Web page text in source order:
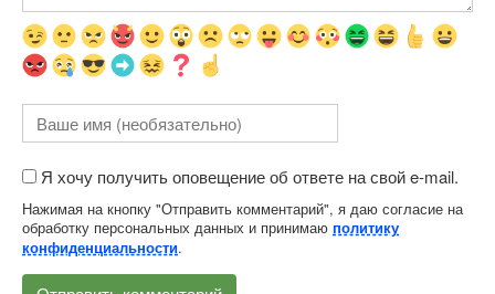
Я хочу получить оповещение об ответе на свой e-mail.
Нажимая на кнопку "Отправить комментарий", я даю согласие на
обработку персональных данных и принимаю политику
конфиденциальности.